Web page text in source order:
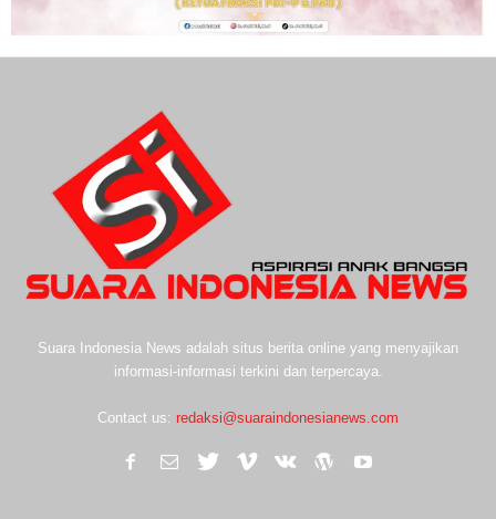
Suara Indonesia News adalah situs berita online yang menyajikan
informasi-informasi terkini dan terpercaya.
Contact us: redaksi@suaraindonesianews.com